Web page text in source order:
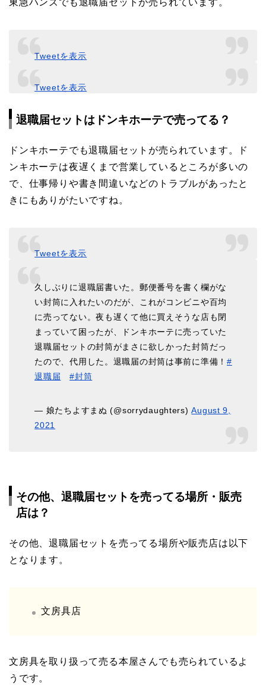
東急ハンズでも退職届セットが売られています。
Tweetを表示
Tweetを表示
退職届セットはドンキホーテで売ってる？
ドンキホーテでも退職届セットが売られています。ド
ンキホーテは夜遅くまで営業しているところが多いの
で、仕事帰りや書き間違いなどのトラブルがあったと
きにもありがたいですね。
Tweetを表示
久しぶりに退職届書いた。郵便番号を書く欄がな
い封筒に入れたいのだが、これがコンビニや百均
に売ってない。夜も遅くて他に買えそうな店も閉
まっていて困ったが、ドンキホーテに売っていた
退職届セットの封筒がまさに欲しかった封筒だっ
たので、代用した。退職届の封筒は事前に準備！#
退職届
#封筒
— 娘たちよすまぬ (@sorrydaughters)August 9,
2021
その他、退職届セットを売ってる場所・販売
店は？
その他、退職届セットを売ってる場所や販売店は以下
となります。
文房具店
文房具を取り扱って売る本屋さんでも売られているよ
うです。